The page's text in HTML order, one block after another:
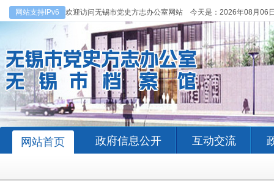
网站支持IPv6 欢迎访问无锡市党史方志办公室网站 今天是： 2026年08月06
网站首页 政府信息公开 互动交流